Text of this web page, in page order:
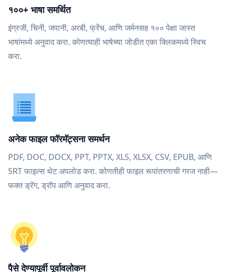
१००+ भाषा समर्थित
इंग्रजी, चिनी, जपानी, अरबी, फ्रेंच, आणि जर्मनसह १०० पेक्षा जास्त
भाषांमध्ये अनुवाद करा. कोणत्याही भाषेच्या जोडीत एका क्लिकमध्ये स्विच
करा.
अनेक फाइल फॉरमॅट्सना समर्थन
PDF, DOC, DOCX, PPT, PPTX, XLS, XLSX, CSV, EPUB, आणि
SRT फाइल्स थेट अपलोड करा. कोणतीही फाइल रूपांतरणाची गरज नाही—
फक्त ड्रॅग, ड्रॉप आणि अनुवाद करा.
पैसे देण्यापूर्वी पूर्वावलोकन